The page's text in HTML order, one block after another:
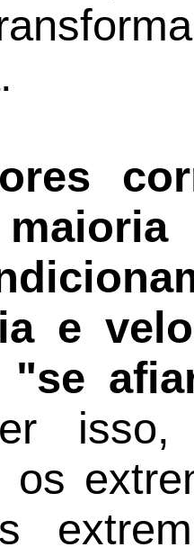
e
"se
isso,
os